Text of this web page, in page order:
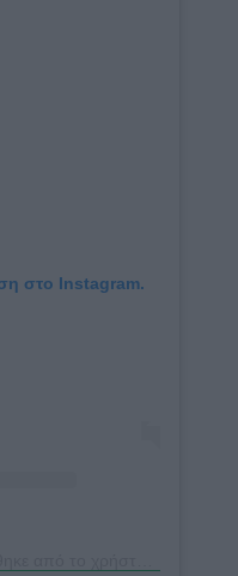
στο Instagram.